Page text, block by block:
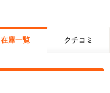
在庫一覧 クチコミ